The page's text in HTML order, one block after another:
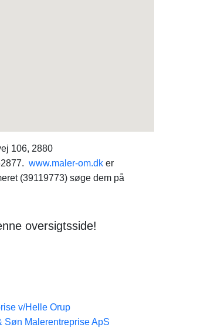
106, 2880
www.maler-om.dk er
(39119773) søge dem på
oversigtsside!
v/Helle Orup
Søn Malerentreprise ApS